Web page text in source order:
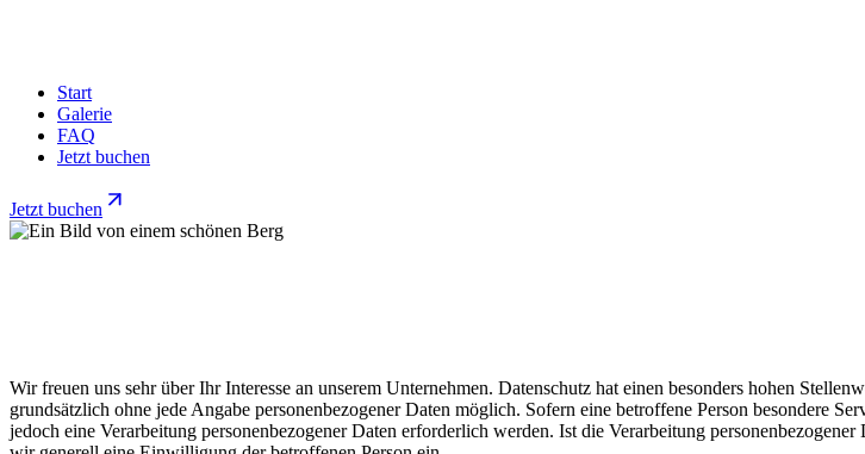
Start
Galerie
FAQ
Jetzt buchen
Jetzt buchen
Wir freuen uns sehr über Ihr Interesse an unserem Unternehmen. Datenschutz hat einen besonders hohen
grundsätzlich ohne jede Angabe personenbezogener Daten möglich. Sofern eine betroffene Person besondere
jedoch eine Verarbeitung personenbezogener Daten erforderlich werden. Ist die Verarbeitung